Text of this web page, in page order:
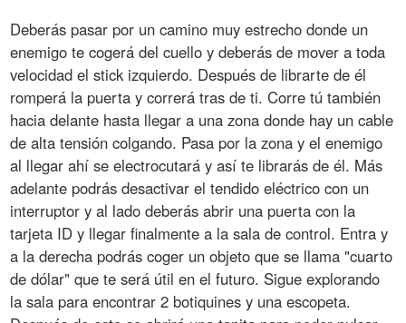
Deberás pasar por un camino muy estrecho donde un
enemigo te cogerá del cuello y deberás de mover a toda
velocidad el stick izquierdo. Después de librarte de él
romperá la puerta y correrá tras de ti. Corre tú también
hacia delante hasta llegar a una zona donde hay un cable
de alta tensión colgando. Pasa por la zona y el enemigo
al llegar ahí se electrocutará y así te librarás de él. Más
adelante podrás desactivar el tendido eléctrico con un
interruptor y al lado deberás abrir una puerta con la
tarjeta ID y llegar finalmente a la sala de control. Entra y
a la derecha podrás coger un objeto que se llama "cuarto
de dólar" que te será útil en el futuro. Sigue explorando
la sala para encontrar 2 botiquines y una escopeta.